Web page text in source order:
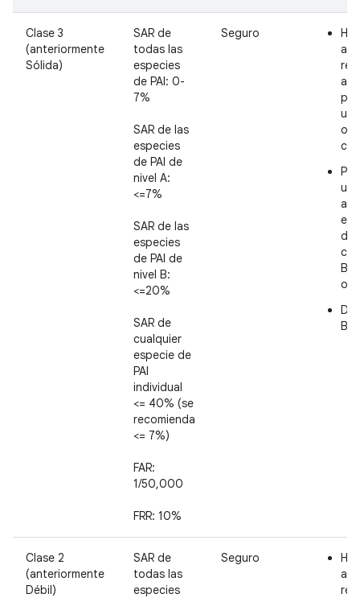
Clase 3
(anteriormente
Sólida)
SAR de
todas las
especies
de PAI: 0-
7%
SAR de las
especies
de PAI de
nivel A:
<=7%
SAR de las
especies
de PAI de
nivel B:
<=20%
SAR de
cualquier
especie de
PAI
individual
<= 40% (se
recomienda
<= 7%)
FAR:
1/50,000
FRR: 10%
Seguro
un
o
de
o
Clase 2
(anteriormente
Débil)
SAR de
todas las
especies
Seguro